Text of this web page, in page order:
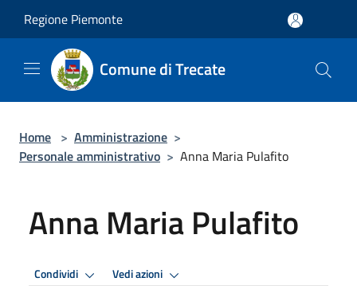
Regione Piemonte
Comune di Trecate
Home > Amministrazione >
Personale amministrativo > Anna Maria Pulafito
Anna Maria Pulafito
Condividi Vedi azioni